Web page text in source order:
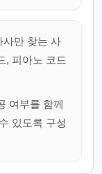
사만 찾는 사
, 피아노 코드
여부를 함께
있도록 구성